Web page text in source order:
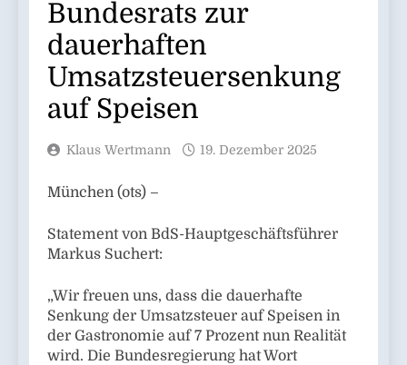
Bundesrats zur
dauerhaften
Umsatzsteuersenkung
auf Speisen
Klaus Wertmann 19. Dezember 2025
München (ots) –
Statement von BdS-Hauptgeschäftsführer
Markus Suchert:
„Wir freuen uns, dass die dauerhafte
Senkung der Umsatzsteuer auf Speisen in
der Gastronomie auf 7 Prozent nun Realität
wird. Die Bundesregierung hat Wort